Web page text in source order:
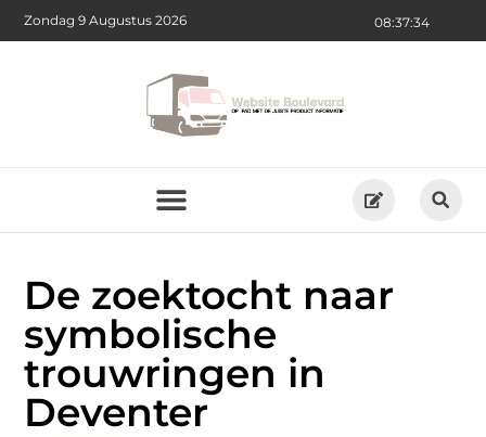
08:37:34
Zondag 9 Augustus 2026
De zoektocht naar
symbolische
trouwringen in
Deventer